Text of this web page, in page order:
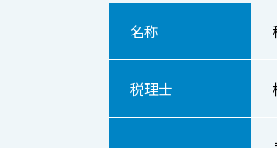
名称
税理士